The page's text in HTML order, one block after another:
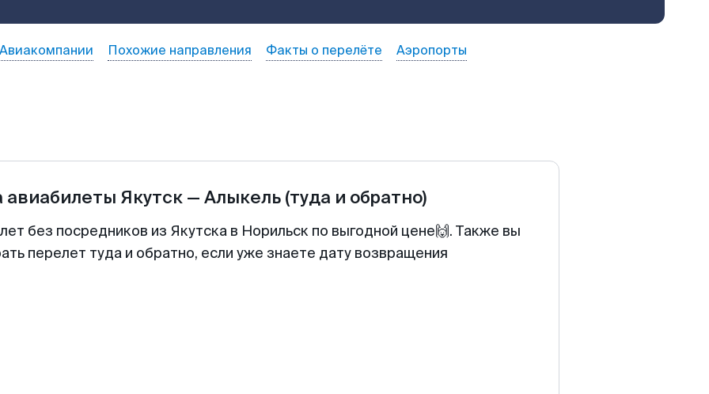
Похожие направления Факты о перелёте Аэропорты
Якутск— Алыкель (туда и обратно)
без посредников из Якутска в Норильск по выгодной цене🙌. Также вы
перелет туда и обратно, если уже знаете дату возвращения